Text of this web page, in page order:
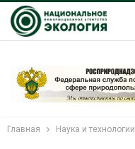
Главная Наука и технологии